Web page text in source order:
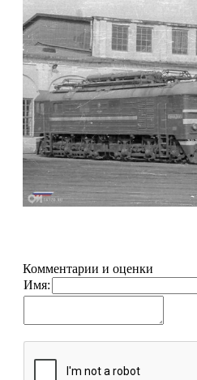
Комментарии и оценки
Имя: